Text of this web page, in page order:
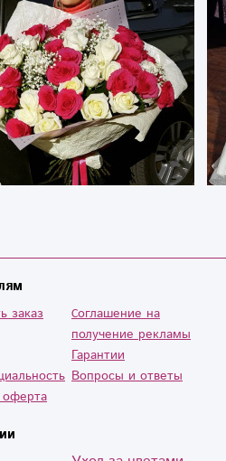
заказ
оферта
Cоглашение на
получение рекламы
Гарантии
Вопросы и ответы